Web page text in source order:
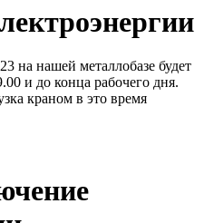
на нашей металлобазе будет
и до конца рабочего дня.
краном в это время